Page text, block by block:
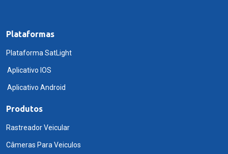
Plataformas
Plataforma SatLight
Aplicativo IOS
Aplicativo Android
Produtos
Rastreador Veicular
Câmeras Para Veiculos